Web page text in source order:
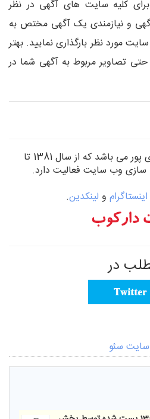
کلیه سایت های آگهی در نظر
و نیازمندی یک آگهی مختص به
مورد نظر بارگذاری نمایید. بهتر
تصاویر مربوط به آگهی شما در
پور
می باشد که از سال 1381 تا
سازی وب سایت فعالیت دارد.
اینستاگرام و لینکدین.
در
سئو